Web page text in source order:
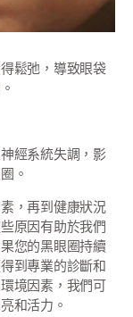
鬆弛，導致眼袋
經系統失調，影
。
，再到健康狀況
原因有助於我們
您的黑眼圈持續
到專業的診斷和
境因素，我們可
和活力。